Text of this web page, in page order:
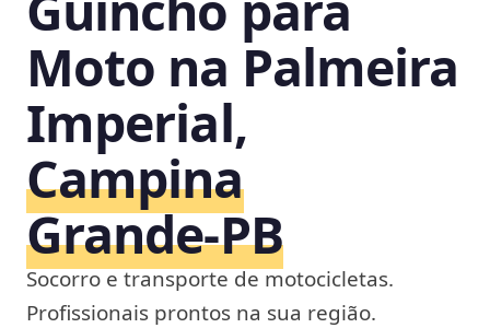
Moto na Palmeira
Imperial,
Campina
Grande‑PB
Socorro e transporte de motocicletas.
Profissionais prontos na sua região.